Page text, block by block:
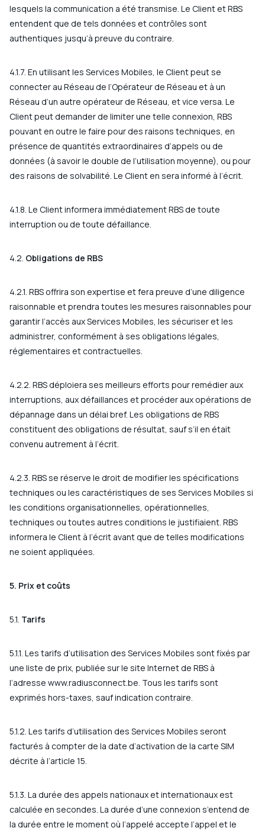
lesquels la communication a été transmise. Le Client et RBS
entendent que de tels données et contrôles sont
authentiques jusqu’à preuve du contraire.
4.1.7. En utilisant les Services Mobiles, le Client peut se
connecter au Réseau de l’Opérateur de Réseau et à un
Réseau d’un autre opérateur de Réseau, et vice versa. Le
Client peut demander de limiter une telle connexion, RBS
pouvant en outre le faire pour des raisons techniques, en
présence de quantités extraordinaires d’appels ou de
données (à savoir le double de l’utilisation moyenne), ou pour
des raisons de solvabilité. Le Client en sera informé à l’écrit.
4.1.8. Le Client informera immédiatement RBS de toute
interruption ou de toute défaillance.
4.2. Obligations de RBS
4.2.1. RBS offrira son expertise et fera preuve d’une diligence
raisonnable et prendra toutes les mesures raisonnables pour
garantir l’accès aux Services Mobiles, les sécuriser et les
administrer, conformément à ses obligations légales,
réglementaires et contractuelles.
4.2.2. RBS déploiera ses meilleurs efforts pour remédier aux
interruptions, aux défaillances et procéder aux opérations de
dépannage dans un délai bref. Les obligations de RBS
constituent des obligations de résultat, sauf s’il en était
convenu autrement à l’écrit.
4.2.3. RBS se réserve le droit de modifier les spécifications
techniques ou les caractéristiques de ses Services Mobiles si
les conditions organisationnelles, opérationnelles,
techniques ou toutes autres conditions le justifiaient. RBS
informera le Client à l’écrit avant que de telles modifications
ne soient appliquées.
5. Prix et coûts
5.1. Tarifs
5.1.1. Les tarifs d’utilisation des Services Mobiles sont fixés par
une liste de prix, publiée sur le site Internet de RBS à
l’adresse www.radiusconnect.be. Tous les tarifs sont
exprimés hors-taxes, sauf indication contraire.
5.1.2. Les tarifs d’utilisation des Services Mobiles seront
facturés à compter de la date d’activation de la carte SIM
décrite à l’article 15.
5.1.3. La durée des appels nationaux et internationaux est
calculée en secondes. La durée d’une connexion s’entend de
la durée entre le moment où l’appelé accepte l’appel et le